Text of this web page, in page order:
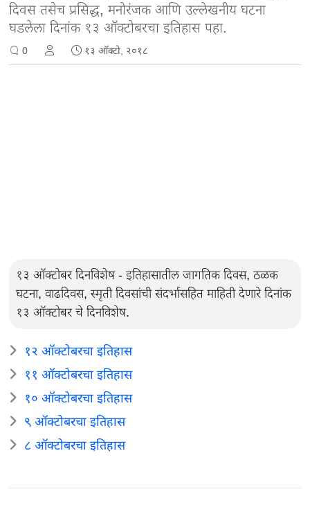
दिवस तसेच प्रसिद्ध, मनोरंजक आणि उल्लेखनीय घटना
घडलेला दिनांक १३ ऑक्टोबरचा इतिहास पहा.
0 १३ ऑक्टो, २०१८
१३ ऑक्टोबर दिनविशेष - इतिहासातील जागतिक दिवस, ठळक
घटना, वाढदिवस, स्मृती दिवसांची संदर्भासहित माहिती देणारे दिनांक
१३ ऑक्टोबर चे दिनविशेष.
१२ ऑक्टोबरचा इतिहास
११ ऑक्टोबरचा इतिहास
१० ऑक्टोबरचा इतिहास
९ ऑक्टोबरचा इतिहास
८ ऑक्टोबरचा इतिहास